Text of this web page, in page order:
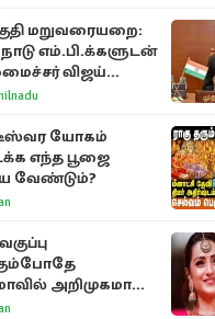
மறுவரையறை:
எம்.பி.க்களுடன்
விஜய்
யோகம்
எந்த பூஜை
வேண்டும்?
அறிமுகமான
உண்மையை